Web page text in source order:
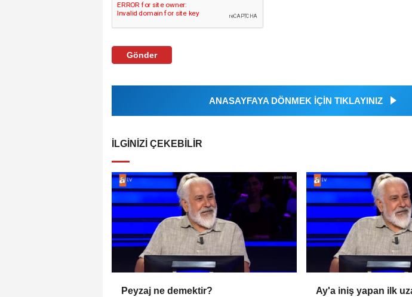
Gönder
ANASAYFAYA DÖNMEK İÇİN TIKLAYINIZ
İLGINIZI ÇEKEBILIR
Peyzaj ne demektir?
Ay'a iniş yapan ilk